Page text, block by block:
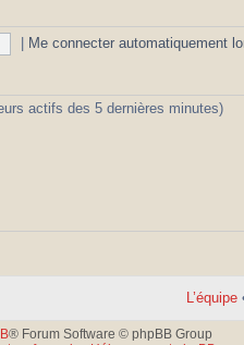
Me connecter automatiquement
actifs des 5 dernières minutes)
L’équipe
® Forum Software © phpBB Group